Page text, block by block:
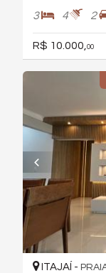
3 4 2
R$ 10.000,00
ITAJAÍ -